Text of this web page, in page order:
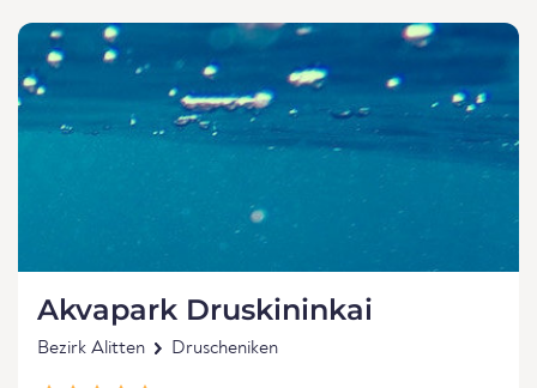
Akvapark Druskininkai
Bezirk Alitten Druscheniken